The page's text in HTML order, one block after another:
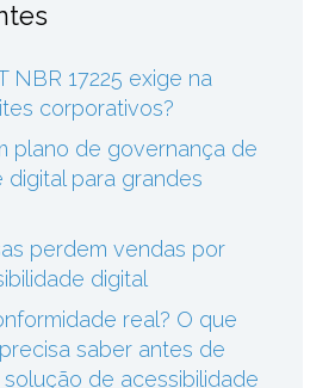
NBR 17225 exige na
corporativos?
plano de governança de
digital para grandes
perdem vendas por
digital
real? O que
saber antes de
de acessibilidade